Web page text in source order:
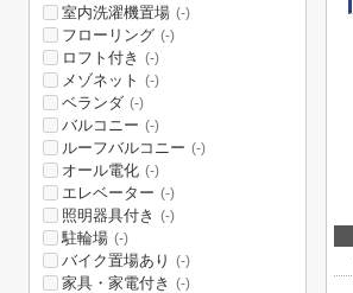
室内洗濯機置場 (-)
フローリング (-)
ロフト付き (-)
メゾネット (-)
ベランダ (-)
バルコニー (-)
ルーフバルコニー (-)
オール電化 (-)
エレベーター (-)
照明器具付き (-)
駐輪場 (-)
バイク置場あり (-)
家具・家電付き (-)